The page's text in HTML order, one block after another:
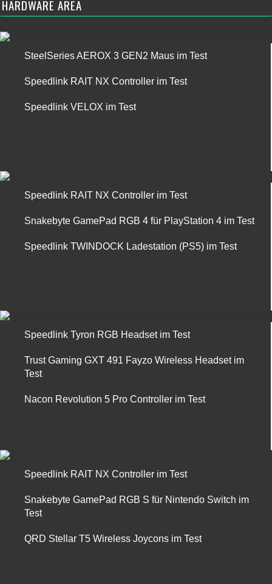
HARDWARE AREA
SteelSeries AEROX 3 GEN2 Maus im Test
Speedlink RAIT NX Controller im Test
Speedlink VELOX im Test
Speedlink RAIT NX Controller im Test
Snakebyte GamePad RGB 4 für PlayStation 4 im Test
Speedlink TWINDOCK Ladestation (PS5) im Test
Speedlink Tyron RGB Headset im Test
Trust Gaming GXT 491 Fayzo Wireless Headset im
Test
Nacon Revolution 5 Pro Controller im Test
Speedlink RAIT NX Controller im Test
Snakebyte GamePad RGB S für Nintendo Switch im
Test
QRD Stellar T5 Wireless Joycons im Test